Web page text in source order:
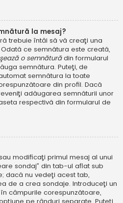
la mesaj?
trebuie întâi să vă creaţi una
ce semnătura este creată,
o semnăturădin formularul
semnătura. Puteţi, de
semnătura la toate
din profil. Dacă
adăugarea semnăturii unor
respectivă din formularul de
modificaţi primul mesaj al unui
sondaj” din tab-ul aflat sub
dacă nu vedeţi acest tab,
de a crea sondaje. Introduceţi un
câmpurile corespunzătoare,